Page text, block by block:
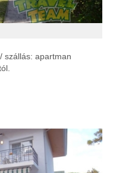
/ szállás: apartman